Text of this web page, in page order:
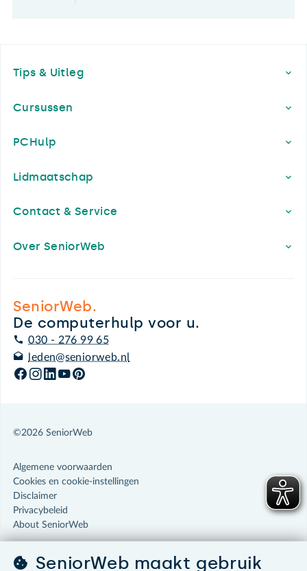
Tips & Uitleg
Cursussen
PCHulp
Lidmaatschap
Contact & Service
Over SeniorWeb
SeniorWeb.
De computerhulp voor u.
030 - 276 99 65
leden@seniorweb.nl
©2026 SeniorWeb
Algemene voorwaarden
Cookies en cookie-instellingen
Disclaimer
Privacybeleid
About SeniorWeb
SeniorWeb maakt gebruik